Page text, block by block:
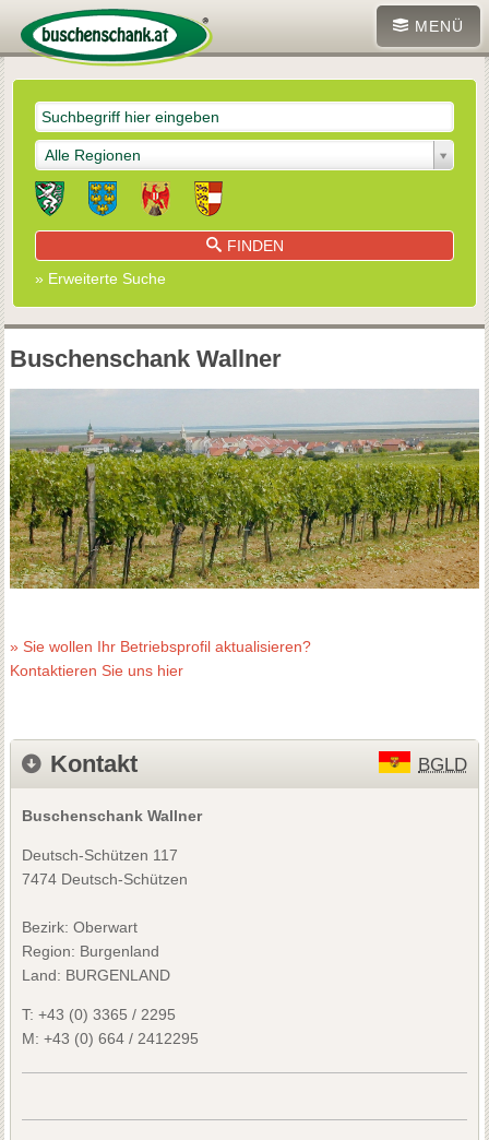
MENÜ
Alle Regionen
FINDEN
» Erweiterte Suche
Buschenschank Wallner
» Sie wollen Ihr Betriebsprofil aktualisieren?
Kontaktieren Sie uns hier
Kontakt BGLD
Buschenschank Wallner
Deutsch-Schützen 117
7474 Deutsch-Schützen
Bezirk: Oberwart
Region: Burgenland
Land: BURGENLAND
T: +43 (0) 3365 / 2295
M: +43 (0) 664 / 2412295